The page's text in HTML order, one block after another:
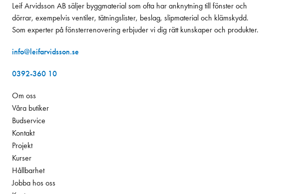
Leif Arvidsson AB säljer byggmaterial som ofta har anknytning till fönster och
dörrar, exempelvis ventiler, tätningslister, beslag, slipmaterial och klämskydd.
Som experter på fönsterrenovering erbjuder vi dig rätt kunskaper och produkter.
info@leifarvidsson.se
0392-360 10
Om oss
Våra butiker
Budservice
Kontakt
Projekt
Kurser
Hållbarhet
Jobba hos oss